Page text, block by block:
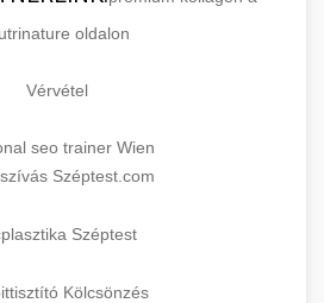
oldalon
Vérvétel
seo trainer Wien
Széptest.com
Széptest
Kölcsönzés